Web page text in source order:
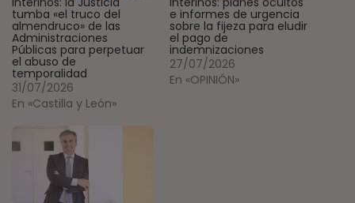
tumba «el truco del
almendruco» de las
Administraciones
Públicas para perpetuar
el abuso de
temporalidad
31/07/2026
En «Castilla y León»
e informes de urgencia
sobre la fijeza para eludir
el pago de
indemnizaciones
27/07/2026
En «OPINIÓN»